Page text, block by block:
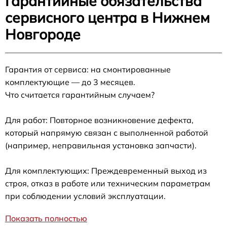
сервисного центра в Нижнем
Новгороде
Гарантия от сервиса: на смонтированные
комплектующие — до 3 месяцев.
Что считается гарантийным случаем?
Для работ: Повторное возникновение дефекта,
который напрямую связан с выполненной работой
(например, неправильная установка запчасти).
Для комплектующих: Преждевременный выход из
строя, отказ в работе или техническим параметрам
при соблюдении условий эксплуатации.
Показать полностью